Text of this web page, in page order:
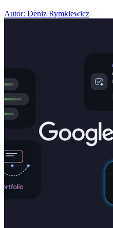
Autor: Deniz Rymkiewicz